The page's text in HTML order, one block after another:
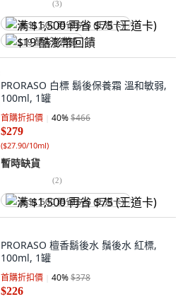
(3)
满 $1,500 再省 $75 (王道卡)
$19 酷澎幣回饋
PRORASO 白標 鬍後保養霜 溫和敏弱,
100ml, 1罐
首購折扣價 40%$466
$279
($27.90/10ml)
暫時缺貨
(2)
满 $1,500 再省 $75 (王道卡)
PRORASO 檀香鬍後水 鬚後水 紅標,
100ml, 1罐
首購折扣價 40%$378
$226